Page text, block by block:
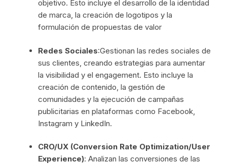
objetivo. Esto incluye el desarrollo de la identidad
de marca, la creación de logotipos y la
formulación de propuestas de valor
Redes Sociales:Gestionan las redes sociales de
sus clientes, creando estrategias para aumentar
la visibilidad y el engagement. Esto incluye la
creación de contenido, la gestión de
comunidades y la ejecución de campañas
publicitarias en plataformas como Facebook,
Instagram y LinkedIn.
CRO/UX (Conversion Rate Optimization/User
Experience): Analizan las conversiones de las